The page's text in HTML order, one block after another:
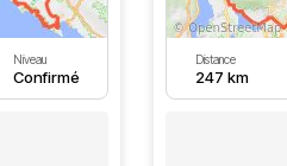
Niveau
Confirmé
Distance
247 km